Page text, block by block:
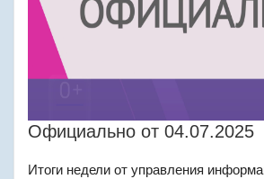
Официально от 04.07.2025
Итоги недели от управления